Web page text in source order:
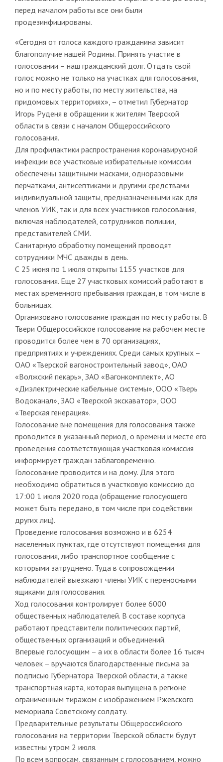
перед началом работы все они были
продезинфицированы.
«Сегодня от голоса каждого гражданина зависит
благополучие нашей Родины. Принять участие в
голосовании – наш гражданский долг. Отдать свой
голос можно не только на участках для голосования,
но и по месту работы, по месту жительства, на
придомовых территориях», – отметил Губернатор
Игорь Руденя в обращении к жителям Тверской
области в связи с началом Общероссийского
голосования.
Для профилактики распространения коронавирусной
инфекции все участковые избирательные комиссии
обеспечены защитными масками, одноразовыми
перчатками, антисептиками и другими средствами
индивидуальной защиты, предназначенными как для
членов УИК, так и для всех участников голосования,
включая наблюдателей, сотрудников полиции,
представителей СМИ.
Санитарную обработку помещений проводят
сотрудники МЧС дважды в день.
С 25 июня по 1 июля открыты 1155 участков для
голосования. Еще 27 участковых комиссий работают в
местах временного пребывания граждан, в том числе в
больницах.
Организовано голосование граждан по месту работы. В
Твери Общероссийское голосование на рабочем месте
проводится более чем в 70 организациях,
предприятиях и учреждениях. Среди самых крупных –
ОАО «Тверской вагоностроительный завод», ОАО
«Волжский пекарь», ЗАО «Вагонкомплект», АО
«Диэлектрические кабельные системы», ООО «Тверь
Водоканал», ЗАО «Тверской экскаватор», ООО
«Тверская генерация».
Голосование вне помещения для голосования также
проводится в указанный период, о времени и месте его
проведения соответствующая участковая комиссия
информирует граждан заблаговременно.
Голосование проводится и на дому. Для этого
необходимо обратиться в участковую комиссию до
17:00 1 июля 2020 года (обращение голосующего
может быть передано, в том числе при содействии
других лиц).
Проведение голосования возможно и в 6254
населенных пунктах, где отсутствуют помещения для
голосования, либо транспортное сообщение с
которыми затруднено. Туда в сопровождении
наблюдателей выезжают члены УИК с переносными
ящиками для голосования.
Ход голосования контролирует более 6000
общественных наблюдателей. В составе корпуса
работают представители политических партий,
общественных организаций и объединений.
Впервые голосующим – а их в области более 16 тысяч
человек – вручаются благодарственные письма за
подписью Губернатора Тверской области, а также
транспортная карта, которая выпущена в регионе
ограниченным тиражом с изображением Ржевского
мемориала Советскому солдату.
Предварительные результаты Общероссийского
голосования на территории Тверской области будут
известны утром 2 июля.
По всем вопросам, связанным с голосованием, можно